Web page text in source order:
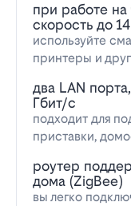
при работе на
скорость до
используйте
принтеры и
два LAN
Гбит/с
подходит для
приставки,
роутер
дома (ZigBee)
вы легко